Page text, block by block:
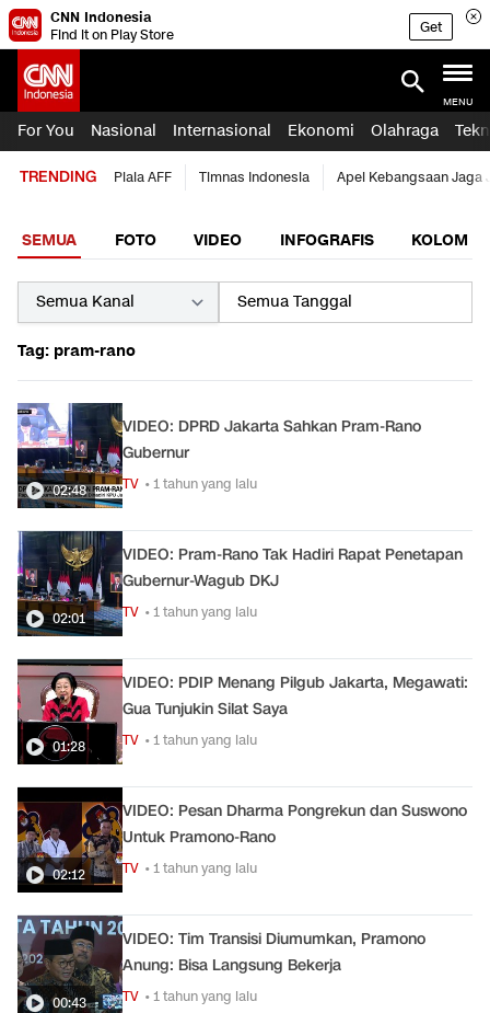
CNN Indonesia
Find it on Play Store
Get
MENU
For You Nasional Internasional Ekonomi Olahraga
TRENDING Piala AFF Timnas Indonesia Apel Kebangsaan Jaga
SEMUA FOTO VIDEO INFOGRAFIS KOLOM
Tag: pram-rano
02:48
VIDEO: DPRD Jakarta Sahkan Pram-Rano
Gubernur
TV • 1 tahun yang lalu
02:01
VIDEO: Pram-Rano Tak Hadiri Rapat Penetapan
Gubernur-Wagub DKJ
TV • 1 tahun yang lalu
01:28
VIDEO: PDIP Menang Pilgub Jakarta, Megawati:
Gua Tunjukin Silat Saya
TV • 1 tahun yang lalu
02:12
VIDEO: Pesan Dharma Pongrekun dan Suswono
Untuk Pramono-Rano
TV • 1 tahun yang lalu
00:43
VIDEO: Tim Transisi Diumumkan, Pramono
Anung: Bisa Langsung Bekerja
TV • 1 tahun yang lalu